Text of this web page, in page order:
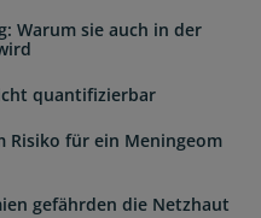
Warum sie auch in der
quantifizierbar
Risiko für ein Meningeom
gefährden die Netzhaut